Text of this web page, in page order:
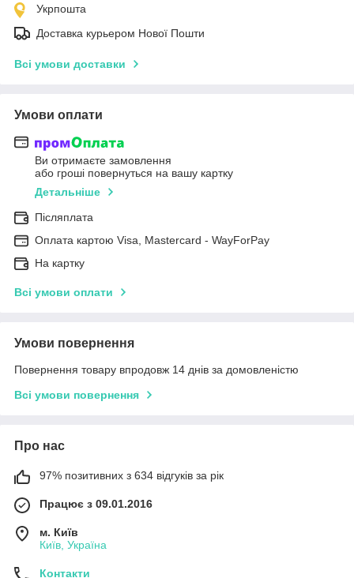
Укрпошта
Доставка курьером Нової Пошти
Всі умови доставки
Умови оплати
Ви отримаєте замовлення
або гроші повернуться на вашу картку
Детальніше
Післяплата
Оплата картою Visa, Mastercard - WayForPay
На картку
Всі умови оплати
Умови повернення
Повернення товару впродовж 14 днів за домовленістю
Всі умови повернення
Про нас
97% позитивних з 634 відгуків за рік
Працює з 09.01.2016
м. Київ
Київ, Україна
Контакти